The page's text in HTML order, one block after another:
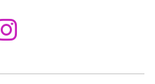
ao